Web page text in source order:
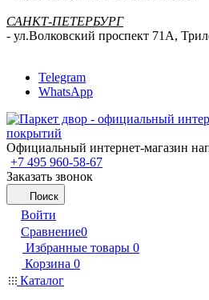
САНКТ-ПЕТЕРБУРГ
- ул.Волковский проспект 71А,
Telegram
WhatsApp
Официальный интернет-магазин
+7 495 960-58-67
Заказать звонок
Поиск
Войти
Сравнение0
Избранные товары 0
Корзина 0
Каталог